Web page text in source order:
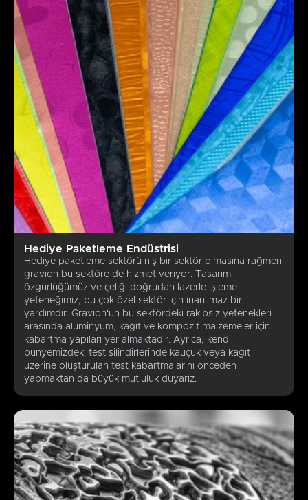
Hediye Paketleme Endüstrisi
Hediye paketleme sektörü niş bir sektör olmasına rağmen
gravion bu sektöre de hizmet veriyor. Tasarım
özgürlüğümüz ve çeliği doğrudan lazerle işleme
yeteneğimiz, bu çok özel sektör için inanılmaz bir
yardımdır. Gravion'un bu sektördeki rakipsiz yetenekleri
arasında alüminyum, kağıt ve kompozit malzemeler için
kabartma yapıları yer almaktadır. Ayrıca, kendi
bünyemizdeki test silindirlerinde kauçuk veya kağıt
üzerine oluşturulan test kabartmalarını önceden
yapmaktan da büyük mutluluk duyarız.